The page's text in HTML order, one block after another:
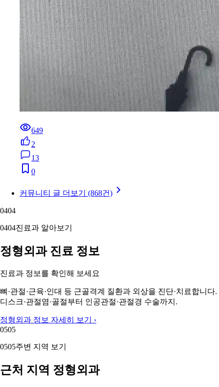
649
2
13
0
커뮤니티 글 더보기 (868건)
0404
0404진료과 알아보기
정형외과 진료 정보
진료과 정보를 확인해 보세요
뼈·관절·근육·인대 등 근골격계 질환과 외상을 진단·치료합니다.
디스크·관절염·골절부터 인공관절·관절경 수술까지.
정형외과 정보 자세히 보기 ›
0505
0505주변 지역 보기
근처 지역 정형외과